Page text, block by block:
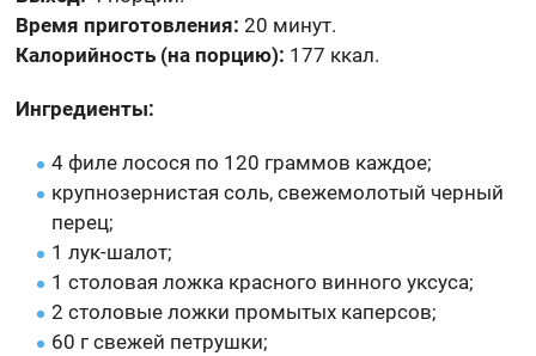
Время приготовления: 20 минут.
Калорийность (на порцию): 177 ккал.
Ингредиенты:
4 филе лосося по 120 граммов каждое;
крупнозернистая соль, свежемолотый черный
перец;
1 лук-шалот;
1 столовая ложка красного винного уксуса;
2 столовые ложки промытых каперсов;
60 г свежей петрушки;